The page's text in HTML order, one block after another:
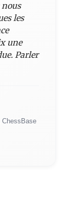
nous
les
une
Parler
ChessBase